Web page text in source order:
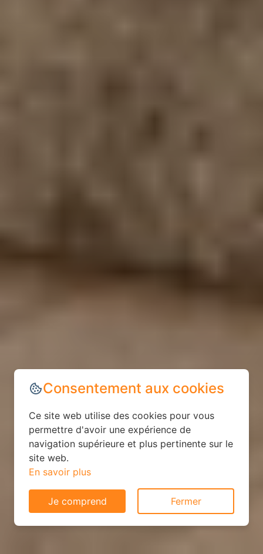
Consentement aux cookies
Ce site web utilise des cookies pour vous
permettre d'avoir une expérience de
navigation supérieure et plus pertinente sur le
site web.
En savoir plus
Je comprend Fermer